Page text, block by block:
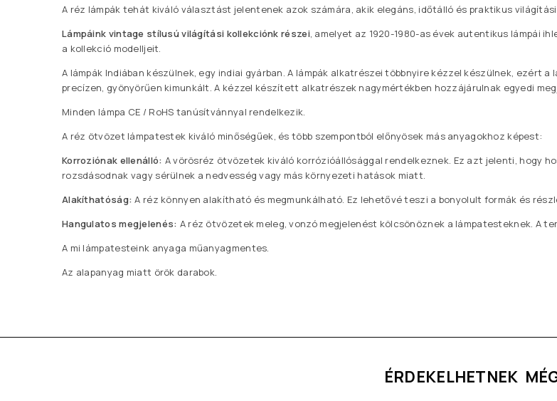
A réz lámpák tehát kiváló választást jelentenek azok számára, akik elegáns, időtálló és praktikus
Lámpáink vintage stílusú világítási kollekciónk részei, amelyet az 1920-1980-as évek autentikus lámpái
a kollekció modelljeit.
A lámpák Indiában készülnek, egy indiai gyárban. A lámpák alkatrészei többnyire kézzel készülnek, ezért
precízen, gyönyörűen kimunkált. A kézzel készített alkatrészek nagymértékben hozzájárulnak egyedi
Minden lámpa CE / RoHS tanúsítvánnyal rendelkezik.
A réz ötvözet lámpatestek kiváló minőségűek, és több szempontból előnyösek más anyagokhoz képest:
Korroziónak ellenálló: A vörösréz ötvözetek kiváló korrózióállósággal rendelkeznek. Ez azt jelenti, hogy
rozsdásodnak vagy sérülnek a nedvesség vagy más környezeti hatások miatt.
Alakíthatóság: A réz könnyen alakítható és megmunkálható. Ez lehetővé teszi a bonyolult formák és
Hangulatos megjelenés: A réz ötvözetek meleg, vonzó megjelenést kölcsönöznek a lámpatesteknek. A
A mi lámpatesteink anyaga műanyagmentes.
Az alapanyag miatt örök darabok.
ÉRDEKELHETNEK